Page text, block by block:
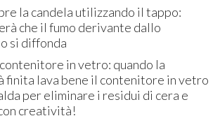
la candela utilizzando il tappo:
che il fumo derivante dallo
si diffonda
in vetro: quando la
finita lava bene il contenitore in vetro
per eliminare i residui di cera e
creatività!